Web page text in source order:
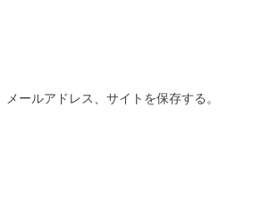
ールアドレス、サイトを保存する。